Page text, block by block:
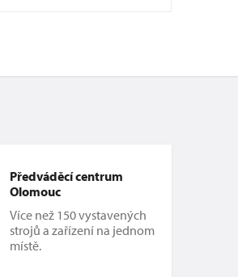
Předváděcí centrum
Olomouc
Více než 150 vystavených
strojů a zařízení na jednom
místě.